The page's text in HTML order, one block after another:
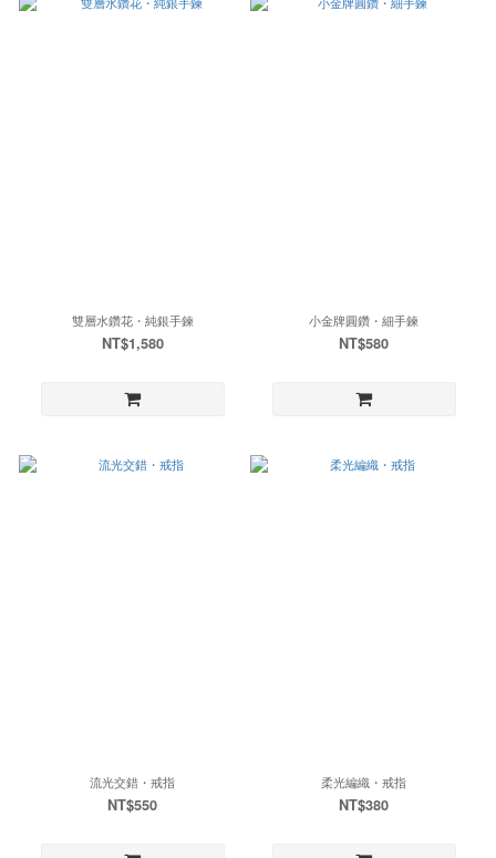
雙層水鑽花・純銀手鍊
NT$1,580
小金牌圓鑽・細手鍊
NT$580
流光交錯・戒指
NT$550
柔光編織・戒指
NT$380